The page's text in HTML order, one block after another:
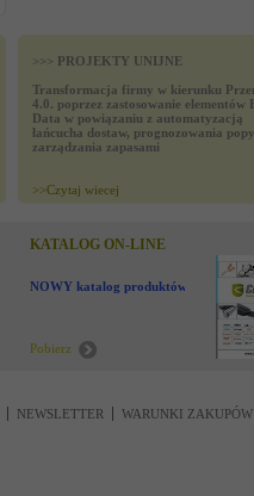
>>> PROJEKTY UNIJNE
Transformacja firmy w kierunku
4.0. poprzez zastosowanie elementów
Data w powiązaniu z automatyzacją
łańcucha dostaw, prognozowania
zarządzania zapasami
>>Czytaj wiecej
KATALOG ON-LINE
NOWY katalog produktów !
Pobierz
NEWSLETTER WARUNKI ZAKUPÓW